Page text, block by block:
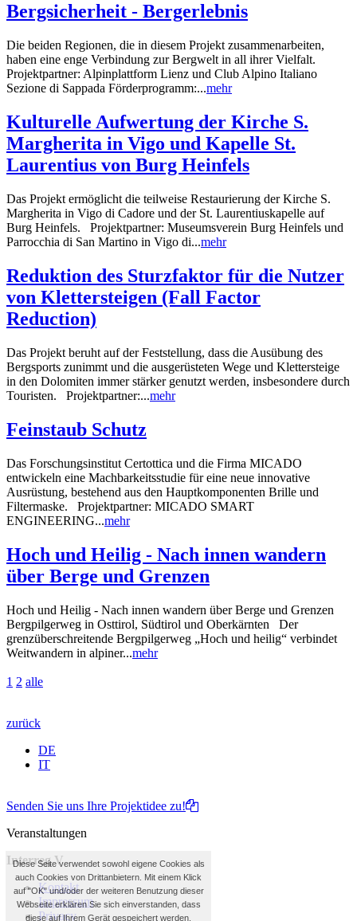
Bergsicherheit - Bergerlebnis
Die beiden Regionen, die in diesem Projekt zusammenarbeiten,
haben eine enge Verbindung zur Bergwelt in all ihrer Vielfalt.
Projektpartner: Alpinplattform Lienz und Club Alpino Italiano
Sezione di Sappada Förderprogramm:...mehr
Kulturelle Aufwertung der Kirche S.
Margherita in Vigo und Kapelle St.
Laurentius von Burg Heinfels
Das Projekt ermöglicht die teilweise Restaurierung der Kirche S.
Margherita in Vigo di Cadore und der St. Laurentiuskapelle auf
Burg Heinfels. Projektpartner: Museumsverein Burg Heinfels und
Parrocchia di San Martino in Vigo di...mehr
Reduktion des Sturzfaktor für die Nutzer
von Klettersteigen (Fall Factor
Reduction)
Das Projekt beruht auf der Feststellung, dass die Ausübung des
Bergsports zunimmt und die ausgerüsteten Wege und Klettersteige
in den Dolomiten immer stärker genutzt werden, insbesondere durch
Touristen. Projektpartner:...mehr
Feinstaub Schutz
Das Forschungsinstitut Certottica und die Firma MICADO
entwickeln eine Machbarkeitsstudie für eine neue innovative
Ausrüstung, bestehend aus den Hauptkomponenten Brille und
Filtermaske. Projektpartner: MICADO SMART
ENGINEERING...mehr
Hoch und Heilig - Nach innen wandern
über Berge und Grenzen
Hoch und Heilig - Nach innen wandern über Berge und Grenzen
Bergpilgerweg in Osttirol, Südtirol und Oberkärnten Der
grenzüberschreitende Bergpilgerweg „Hoch und heilig“ verbindet
Weitwandern in alpiner...mehr
1 2 alle
zurück
DE
IT
Senden Sie uns Ihre Projektidee zu!
Veranstaltungen
Interreg V
Kontakt
Impressum
Privacy
Diese Seite verwendet sowohl eigene Cookies als
auch Cookies von Drittanbietern. Mit einem Klick
auf "OK" und/oder der weiteren Benutzung dieser
Webseite erklären Sie sich einverstanden, dass
diese auf Ihrem Gerät gespeichert werden.